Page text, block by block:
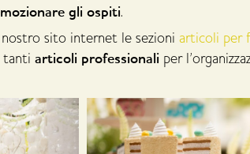
gli ospiti.
sito internet le sezioni articoli per
tanti articoli professionali per